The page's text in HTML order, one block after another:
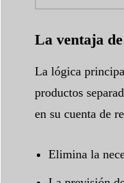
La ventaja
La lógica
productos
en su cuenta de
Elimina la